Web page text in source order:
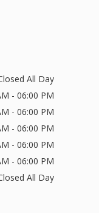
All Day
- 06:00 PM
- 06:00 PM
- 06:00 PM
- 06:00 PM
- 06:00 PM
All Day